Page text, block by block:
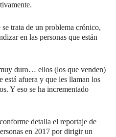
trata de un problema crónico,
en las personas que están
duro… ellos (los que venden)
está afuera y que les llaman los
Y eso se ha incrementado
detalla el reportaje de
en 2017 por dirigir un